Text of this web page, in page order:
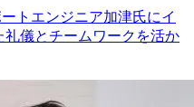
トエンジニア加津氏にイ
儀とチームワークを活か